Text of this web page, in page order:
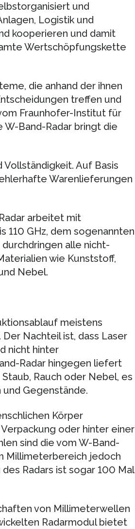
und
Logistik und
kooperieren und damit
Wertschöpfungskette
die anhand der ihnen
treffen und
Fraunhofer-Institut für
Band-Radar bringt die
Auf Basis
Warenlieferungen
arbeitet mit
110 GHz, dem sogenannten
alle nicht-
wie Kunststoff,
Nebel.
meistens
Nachteil ist, dass Laser
nicht hinter
Radar hingegen liefert
Rauch oder Nebel, es
Gegenstände.
Körper
oder hinter einer
sind die vom W-Band-
Millimeterbereich jedoch
Radars ist sogar 100 Mal
von Millimeterwellen
Radarmodul bietet